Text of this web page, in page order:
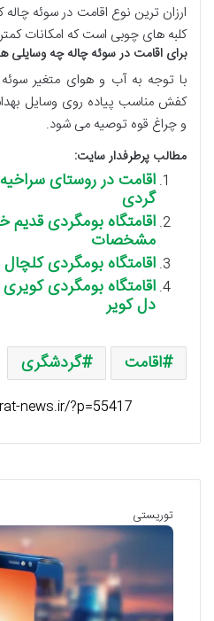
ارزان ترین نوع اقامت در سوئه
کلبه های چوبی است که امکانات
برای اقامت در سوئه چاله چه وسایلی
با توجه به آب و هوای متغیر
کفش مناسب پیاده روی وسایل
و چراغ قوه توصیه می شود.
مطالب پرطرفدار سایت:
اقامت در روستای
گردی
اقامتگاه بومگردی
مشخصات
اقامتگاه بومگردی
اقامتگاه بومگردی
دل کویر
اقامت گردشگری
توریستی